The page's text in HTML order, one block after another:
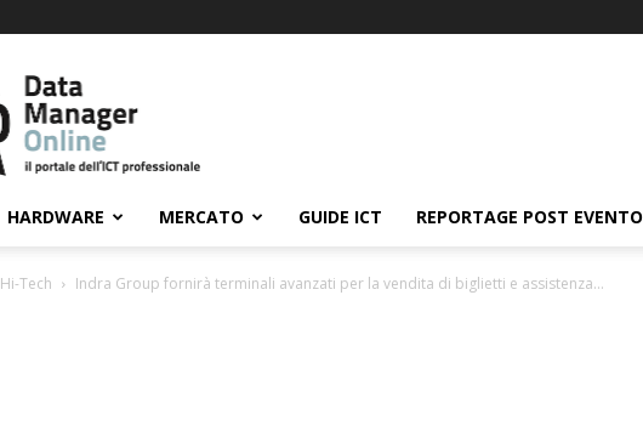
Data
Manager
Online
HARDWARE MERCATO GUIDE ICT REPORTAGE POST EVENTO
Hi-Tech Indra Group fornirà terminali avanzati per la vendita di biglietti e assistenza...